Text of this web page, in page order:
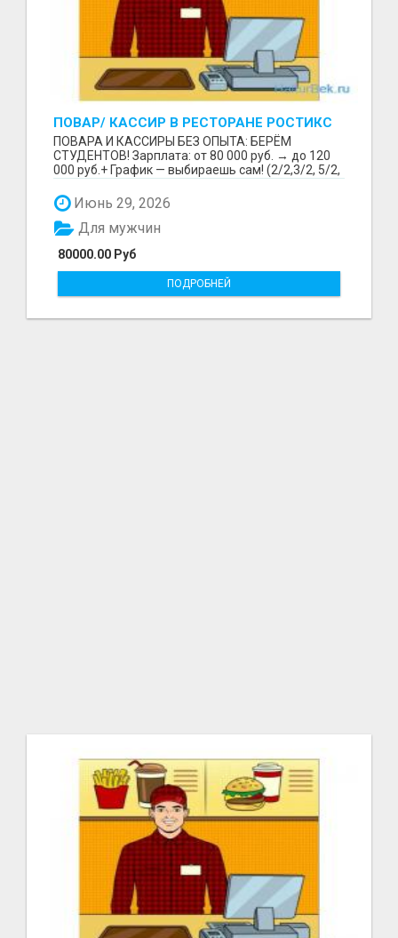
ПОВАР/ КАССИР В РЕСТОРАНЕ РОСТИКС
(КФС)
ПОВАРА И КАССИРЫ БЕЗ ОПЫТА: БЕРЁМ
СТУДЕНТОВ! Зарплата: от 80 000 руб. → до 120
000 руб.+ График — выбираешь сам! (2/2,3/2, 5/2,
Июнь 29, 2026
80000.00 Руб
Для мужчин
ПОДРОБНЕЙ